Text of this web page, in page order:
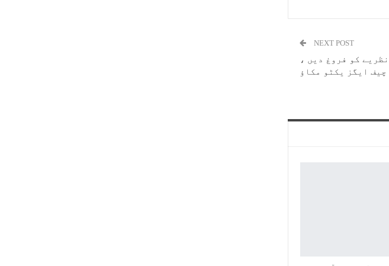
NEXT POST
کو فروغ دیں ،
چیف ایگز یکٹو مکاؤ